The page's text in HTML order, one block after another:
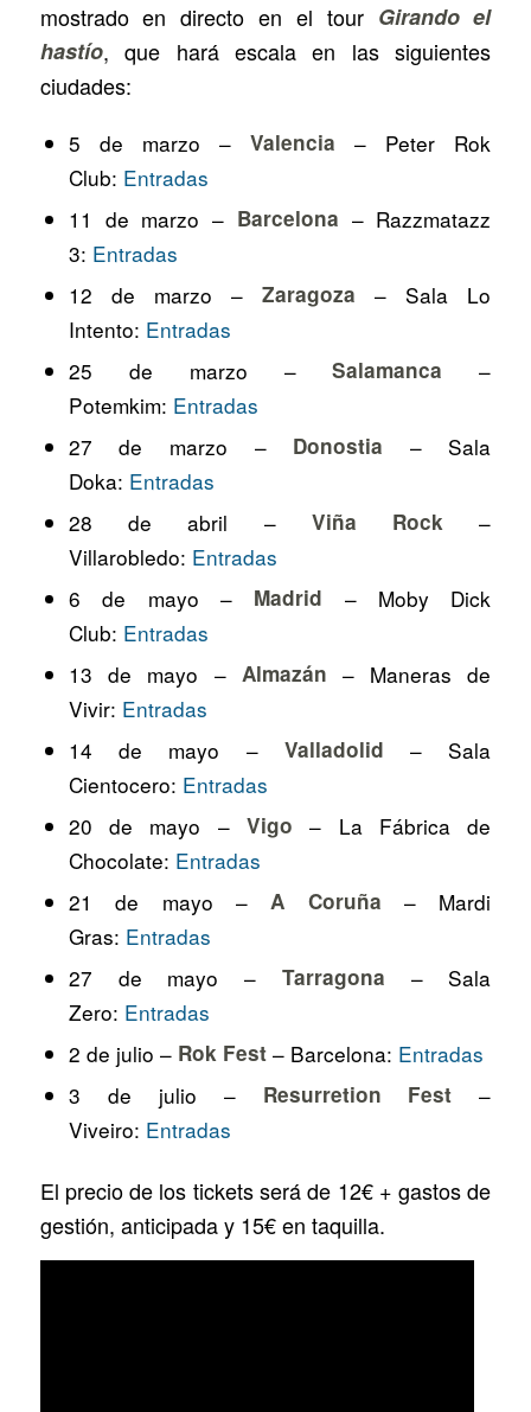
mostrado en directo en el tour Girando el
hastío, que hará escala en las siguientes
ciudades:
5 de marzo –Valencia – Peter Rok
Club: Entradas
11 de marzo – Barcelona – Razzmatazz
3: Entradas
12 de marzo –Zaragoza – Sala Lo
Intento: Entradas
25 de marzo –Salamanca –
Potemkim: Entradas
27 de marzo – Donostia – Sala
Doka: Entradas
28 de abril – Viña Rock –
Villarobledo: Entradas
6 de mayo – Madrid – Moby Dick
Club: Entradas
13 de mayo – Almazán – Maneras de
Vivir: Entradas
14 de mayo – Valladolid – Sala
Cientocero: Entradas
20 de mayo –Vigo – La Fábrica de
Chocolate: Entradas
21 de mayo –A Coruña – Mardi
Gras: Entradas
27 de mayo – Tarragona – Sala
Zero: Entradas
2 de julio – Rok Fest– Barcelona: Entradas
3 de julio – Resurretion Fest –
Viveiro: Entradas
El precio de los tickets será de 12€ + gastos de
gestión, anticipada y 15€ en taquilla.